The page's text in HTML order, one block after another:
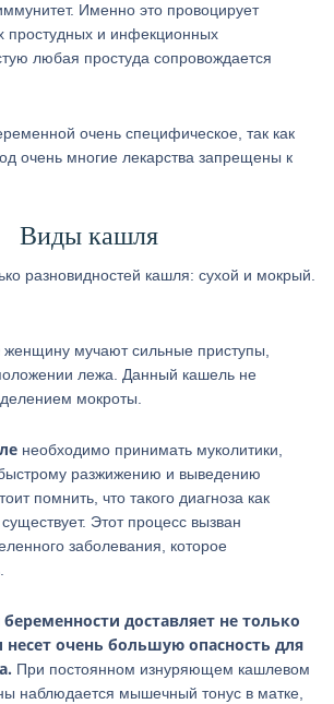
Именно это провоцирует
простудных и инфекционных
любая простуда сопровождается
очень специфическое, так как
очень многие лекарства запрещены к
Виды кашля
разновидностей кашля: сухой и мокрый.
женщину мучают сильные приступы,
лежа. Данный кашель не
мокроты.
необходимо принимать муколитики,
разжижению и выведению
помнить, что такого диагноза как
Этот процесс вызван
заболевания, которое
доставляет не только
очень большую опасность для
При постоянном изнуряющем кашлевом
наблюдается мышечный тонус в матке,